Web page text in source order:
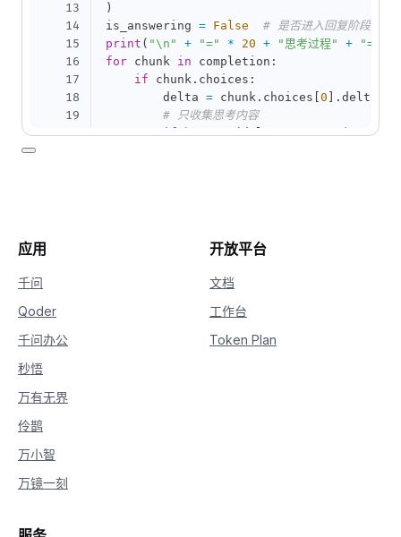
13
14
15
16
17
18
19
20
)
is_answering = False
# 是否进入回复阶段
print ( "\n" + "=" * 20 + "思考过程" + "="
for chunk in completion :
if chunk . choices :
        delta
= chunk . choices 0 . delta
# 只收集思考内容
if hasattr(delta,
print (
                is_answering
print(
应用
千问
Qoder
千问办公
秒悟
万有无界
伶鹊
万小智
万镜一刻
开放平台
文档
工作台
Token Plan